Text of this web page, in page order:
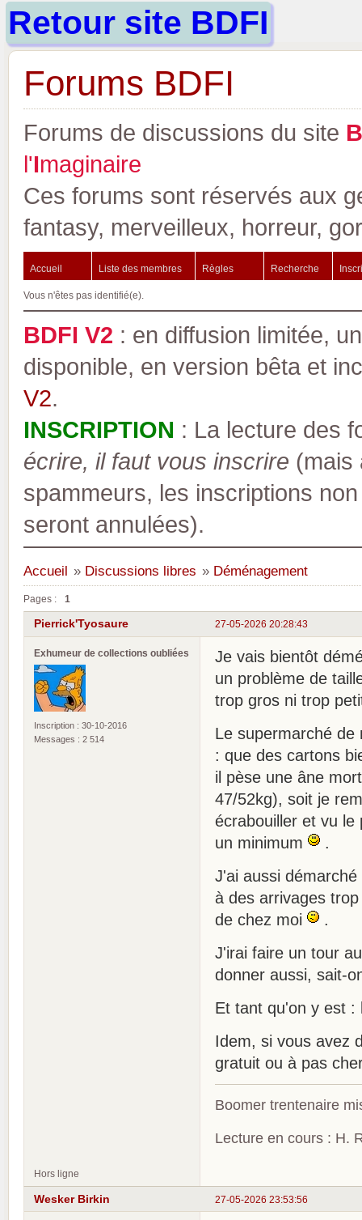
Retour site BDFI
Forums BDFI
Forums de discussions du site B
l'Imaginaire
Ces forums sont réservés aux
fantasy, merveilleux, horreur,
Accueil Liste des membres Règles Recherche
Vous n'êtes pas identifié(e).
BDFI V2 : en diffusion limitée,
disponible, en version bêta et
V2.
INSCRIPTION : La lecture des
écrire, il faut vous inscrire (mais
spammeurs, les inscriptions
seront annulées).
Accueil » Discussions libres » Déménagement
Pages : 1
27-05-2026 20:28:43
Pierrick'Tyosaure
Exhumeur de collections oubliées
Inscription : 30-10-2016
Messages : 2 514
Je vais bientôt
un problème de
trop gros ni trop
Le supermarché de
: que des cartons
il pèse une âne
47/52kg), soit je
écrabouiller et vu le
un minimum
.
J'ai aussi
à des arrivages
de chez moi
.
J'irai faire un tour
donner aussi, sait-
Et tant qu'on y est :
Idem, si vous avez
gratuit ou à pas
Boomer trentenaire
Lecture en cours : H.
Hors ligne
27-05-2026 23:53:56
Wesker Birkin